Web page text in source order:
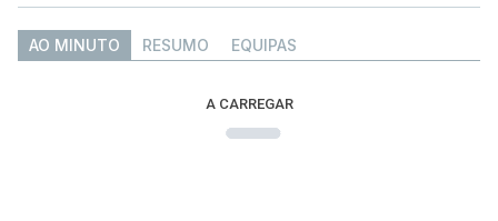
AO MINUTO RESUMO EQUIPAS
A CARREGAR